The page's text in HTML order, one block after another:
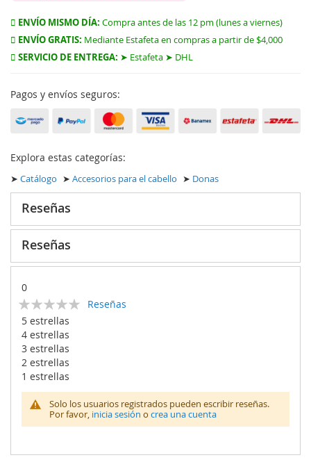
ENVÍO MISMO DÍA: Compra antes de las 12 pm (lunes a viernes)
ENVÍO GRATIS: Mediante Estafeta en compras a partir de $4,000
SERVICIO DE ENTREGA: ➤ Estafeta ➤ DHL
Pagos y envíos seguros:
Explora estas categorías:
➤ Catálogo ➤ Accesorios para el cabello ➤ Donas
Reseñas
Reseñas
0
Calificación:
% of100
Reseñas
5 estrellas
4 estrellas
3 estrellas
2 estrellas
1 estrellas
Solo los usuarios registrados pueden escribir reseñas.
Por favor, inicia sesión o crea una cuenta